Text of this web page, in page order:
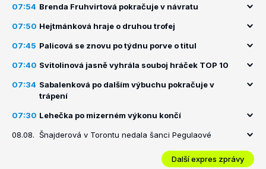
07:54 Brenda Fruhvirtová pokračuje v návratu
07:50 Hejtmánková hraje o druhou trofej
07:45 Palicová se znovu po týdnu porve o titul
07:40 Svitolinová jasně vyhrála souboj hráček TOP 10
07:34 Sabalenková po dalším výbuchu pokračuje v
trápení
07:30 Lehečka po mizerném výkonu končí
08.08. Šnajderová v Torontu nedala šanci Pegulaové
Další expres zprávy